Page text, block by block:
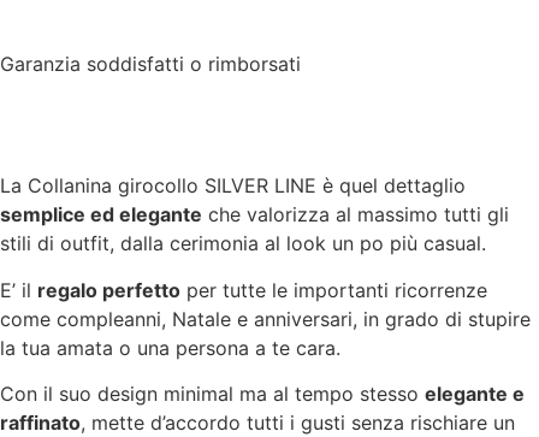
Garanzia soddisfatti o rimborsati
La Collanina girocollo SILVER LINE è quel dettaglio
semplice ed elegante che valorizza al massimo tutti gli
stili di outfit, dalla cerimonia al look un po più casual.
E’ il regalo perfetto per tutte le importanti ricorrenze
come compleanni, Natale e anniversari, in grado di stupire
la tua amata o una persona a te cara.
Con il suo design minimal ma al tempo stesso elegante e
raffinato, mette d’accordo tutti i gusti senza rischiare un